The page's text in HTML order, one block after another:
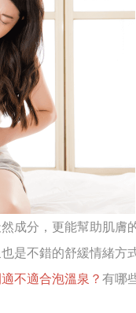
成分，更能幫助肌膚
是不錯的舒緩情緒方
不適合泡溫泉？ 有哪